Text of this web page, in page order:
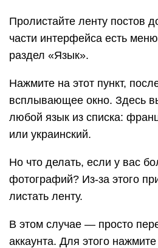
Пролистайте ленту постов
части интерфейса есть
раздел «Язык».
Нажмите на этот пункт,
всплывающее окно. Здесь
любой язык из списка:
или украинский.
Но что делать, если у вас
фотографий? Из-за этого
листать ленту.
В этом случае — просто
аккаунта. Для этого